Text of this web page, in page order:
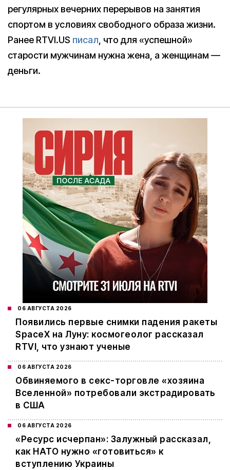
регулярных вечерних перерывов на занятия
спортом в условиях свободного образа жизни.
Ранее RTVI.US писал, что для «успешной»
старости мужчинам нужна жена, а женщинам —
деньги.
06 АВГУСТА 2026
Появились первые снимки падения ракеты
SpaceX на Луну: космогеолог рассказал
RTVI, что узнают ученые
06 АВГУСТА 2026
Обвиняемого в секс-торговле «хозяина
Вселенной» потребовали экстрадировать
в США
06 АВГУСТА 2026
«Ресурс исчерпан»: Залужный рассказал,
как НАТО нужно «готовиться» к
вступлению Украины